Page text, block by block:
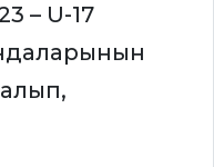
– U-17